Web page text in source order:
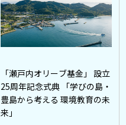
「瀬戸内オリーブ基金」 設立
25周年記念式典 「学びの島・
豊島から考える 環境教育の未
来」